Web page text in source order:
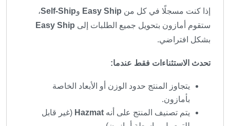
إذا كنت مسجلًا في كل من Easy Ship وSelf-Ship،
ستقوم أمازون بتحويل جميع الطلبات إلى Easy Ship
بشكل افتراضي.
تحدث الاستثناءات فقط عندما:
يتجاوز المنتج حدود الوزن أو الأبعاد الخاصة
بأمازون.
يتم تصنيف المنتج على أنه Hazmat (غير قابل